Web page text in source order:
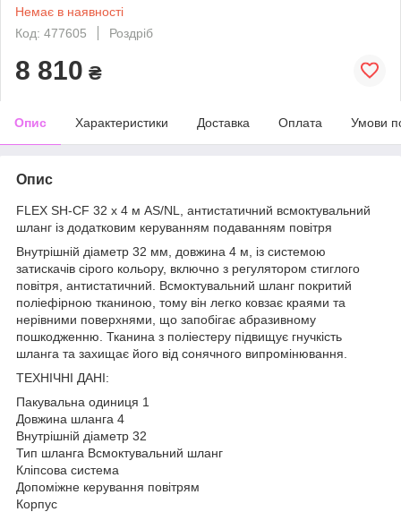
Немає в наявності
Код: 477605
Роздріб
8 810 ₴
Опис Характеристики Доставка Оплата Умови
Опис
FLEX SH-CF 32 x 4 м AS/NL, антистатичний всмоктувальний
шланг із додатковим керуванням подаванням повітря
Внутрішній діаметр 32 мм, довжина 4 м, із системою
затискачів сірого кольору, включно з регулятором стиглого
повітря, антистатичний. Всмоктувальний шланг покритий
поліефірною тканиною, тому він легко ковзає краями та
нерівними поверхнями, що запобігає абразивному
пошкодженню. Тканина з поліестеру підвищує гнучкість
шланга та захищає його від сонячного випромінювання.
ТЕХНІЧНІ ДАНІ:
Пакувальна одиниця 1
Довжина шланга 4
Внутрішній діаметр 32
Тип шланга Всмоктувальний шланг
Кліпсова система
Допоміжне керування повітрям
Корпус